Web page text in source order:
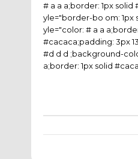
# a a a;border: 1px solid
yle="border-bo om: 1px
yle="color: # a a
#cacaca;padding: 3px
#d d d ;background-
a;border: 1px solid